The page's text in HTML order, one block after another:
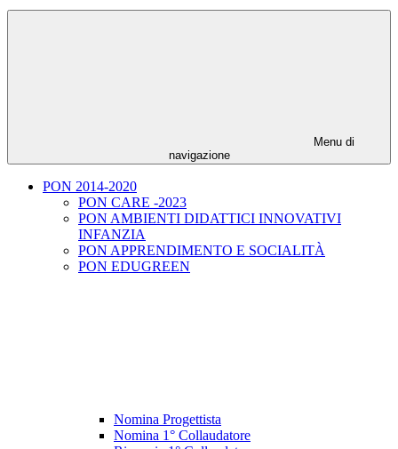
Menu di
navigazione
PON 2014-2020
PON CARE -2023
PON AMBIENTI DIDATTICI INNOVATIVI
INFANZIA
PON APPRENDIMENTO E SOCIALITÀ
PON EDUGREEN
Nomina Progettista
Nomina 1° Collaudatore